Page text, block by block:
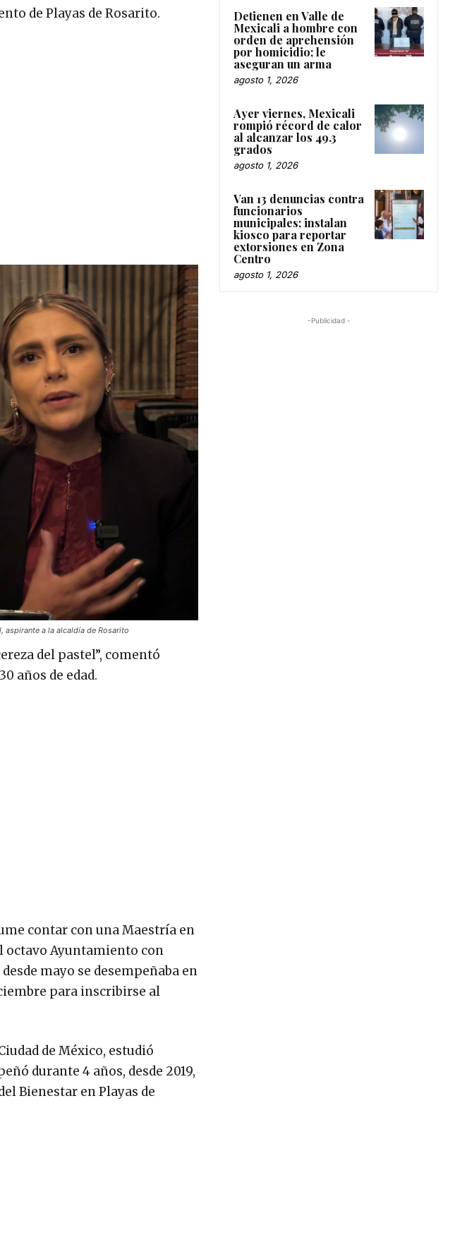
de Playas de Rosarito.
aspirante a la alcaldía de Rosarito
del pastel”, comentó
años de edad.
contar con una Maestría en
octavo Ayuntamiento con
mayo se desempeñaba en
para inscribirse al
de México, estudió
durante 4 años, desde 2019,
Bienestar en Playas de
Detienen en Valle de
Mexicali a hombre con
orden de aprehensión
por homicidio; le
aseguran un arma
agosto 1, 2026
Ayer viernes, Mexicali
rompió récord de calor
al alcanzar los 49.3
grados
agosto 1, 2026
Van 13 denuncias contra
funcionarios
municipales; instalan
kiosco para reportar
extorsiones en Zona
Centro
agosto 1, 2026
-Publicidad -